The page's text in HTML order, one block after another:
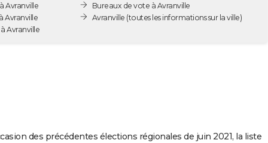
Avranville
Avranville
Avranville
Bureaux de vote à Avranville
Avranville (toutes les informations sur la ville)
des précédentes élections régionales de juin 2021, la liste